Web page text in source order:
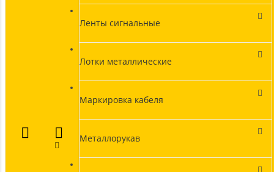
Ленты сигнальные
Лотки металлические
Маркировка кабеля
Металлорукав